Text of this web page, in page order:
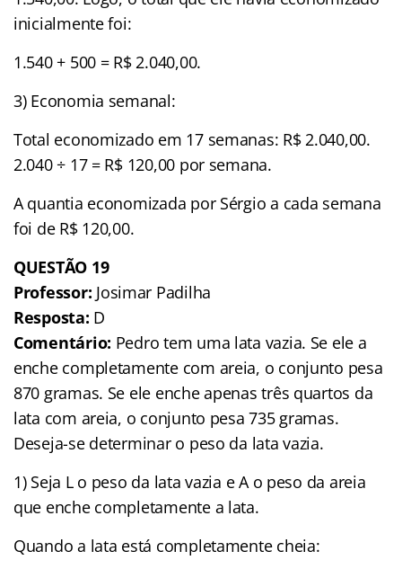
inicialmente foi:
1.540 + 500 = R$ 2.040,00.
3) Economia semanal:
Total economizado em 17 semanas: R$ 2.040,00.
2.040 ÷ 17 = R$ 120,00 por semana.
A quantia economizada por Sérgio a cada semana
foi de R$ 120,00.
QUESTÃO 19
Professor: Josimar Padilha
Resposta: D
Comentário: Pedro tem uma lata vazia. Se ele a
enche completamente com areia, o conjunto pesa
870 gramas. Se ele enche apenas três quartos da
lata com areia, o conjunto pesa 735 gramas.
Deseja-se determinar o peso da lata vazia.
1) Seja L o peso da lata vazia e A o peso da areia
que enche completamente a lata.
Quando a lata está completamente cheia: